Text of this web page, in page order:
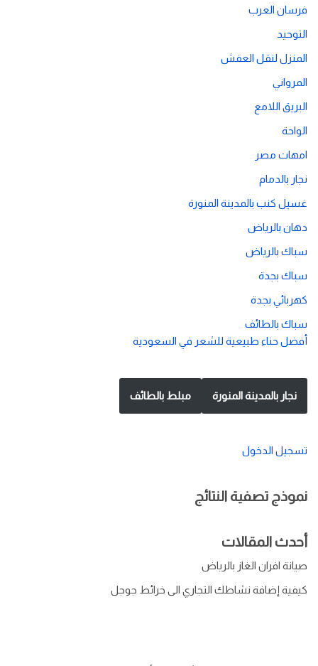
فرسان العرب
التوحيد
المنزل لنقل العفش
المرواني
البريق اللامع
الواحة
امهات مصر
نجار بالدمام
غسيل كنب بالمدينة المنورة
دهان بالرياض
سباك بالرياض
سباك بجدة
كهربائي بجدة
سباك بالطائف
أفضل حناء طبيعية للشعر في السعودية
نجار بالمدينة المنورة مبلط بالطائف
تسجيل الدخول
نموذج تصفية النتائج
أحدث المقالات
صيانة افران الغاز بالرياض
كيفية إضافة نشاطك التجاري الى خرائط جوجل